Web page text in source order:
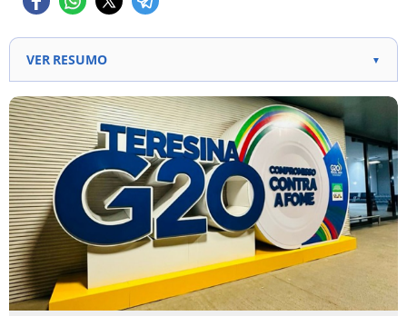
VER RESUMO ▼
Bandeiras de diversos países anunciam a chegada
de delegações para discutir a Aliança Global contra
a Fome e a Pobreza. O encontro consolidará os
termos finais da Aliança, que visa combater a fome
e a pobreza globalmente, com lançamento oficial
previsto para novembro. Além da reunião da
Aliança, o G20 Social reunirá atores não
governamentais para ampliar a participação e
representar as vozes das populações dos países do
G20, com destaque para a Cúpula Social em
novembro de 2024.